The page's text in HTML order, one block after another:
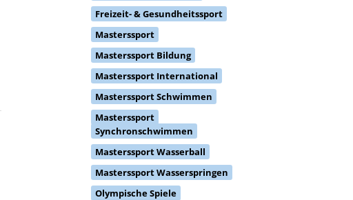
Freizeit- & Gesundheitssport
Masterssport
Masterssport Bildung
Masterssport International
Masterssport Schwimmen
Masterssport
Synchronschwimmen
Masterssport Wasserball
Masterssport Wasserspringen
Olympische Spiele